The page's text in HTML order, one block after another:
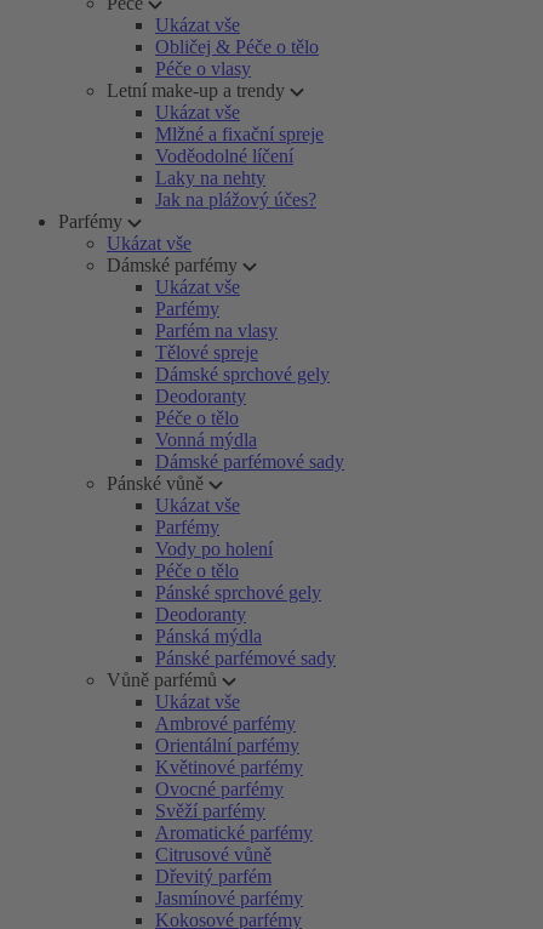
Ukázat vše
Obličej & Péče o tělo
Péče o vlasy
Letní make-up a trendy
Ukázat vše
Mlžné a fixační spreje
Voděodolné líčení
Laky na nehty
Jak na plážový účes?
Parfémy
Ukázat vše
Dámské parfémy
Ukázat vše
Parfémy
Parfém na vlasy
Tělové spreje
Dámské sprchové gely
Deodoranty
Péče o tělo
Vonná mýdla
Dámské parfémové sady
Pánské vůně
Ukázat vše
Parfémy
Vody po holení
Péče o tělo
Pánské sprchové gely
Deodoranty
Pánská mýdla
Pánské parfémové sady
Vůně parfémů
Ukázat vše
Ambrové parfémy
Orientální parfémy
Květinové parfémy
Ovocné parfémy
Svěží parfémy
Aromatické parfémy
Citrusové vůně
Dřevitý parfém
Jasmínové parfémy
Kokosové parfémy